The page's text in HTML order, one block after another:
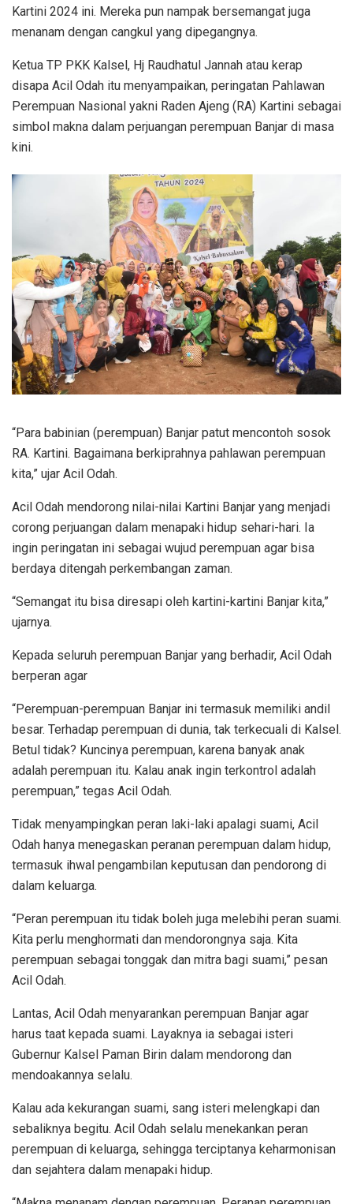
Kartini 2024 ini. Mereka pun nampak bersemangat juga
menanam dengan cangkul yang dipegangnya.
Ketua TP PKK Kalsel, Hj Raudhatul Jannah atau kerap
disapa Acil Odah itu menyampaikan, peringatan Pahlawan
Perempuan Nasional yakni Raden Ajeng (RA) Kartini sebagai
simbol makna dalam perjuangan perempuan Banjar di masa
kini.
“Para babinian (perempuan) Banjar patut mencontoh sosok
RA. Kartini. Bagaimana berkiprahnya pahlawan perempuan
kita,” ujar Acil Odah.
Acil Odah mendorong nilai-nilai Kartini Banjar yang menjadi
corong perjuangan dalam menapaki hidup sehari-hari. Ia
ingin peringatan ini sebagai wujud perempuan agar bisa
berdaya ditengah perkembangan zaman.
“Semangat itu bisa diresapi oleh kartini-kartini Banjar kita,”
ujarnya.
Kepada seluruh perempuan Banjar yang berhadir, Acil Odah
berperan agar
“Perempuan-perempuan Banjar ini termasuk memiliki andil
besar. Terhadap perempuan di dunia, tak terkecuali di Kalsel.
Betul tidak? Kuncinya perempuan, karena banyak anak
adalah perempuan itu. Kalau anak ingin terkontrol adalah
perempuan,” tegas Acil Odah.
Tidak menyampingkan peran laki-laki apalagi suami, Acil
Odah hanya menegaskan peranan perempuan dalam hidup,
termasuk ihwal pengambilan keputusan dan pendorong di
dalam keluarga.
“Peran perempuan itu tidak boleh juga melebihi peran suami.
Kita perlu menghormati dan mendorongnya saja. Kita
perempuan sebagai tonggak dan mitra bagi suami,” pesan
Acil Odah.
Lantas, Acil Odah menyarankan perempuan Banjar agar
harus taat kepada suami. Layaknya ia sebagai isteri
Gubernur Kalsel Paman Birin dalam mendorong dan
mendoakannya selalu.
Kalau ada kekurangan suami, sang isteri melengkapi dan
sebaliknya begitu. Acil Odah selalu menekankan peran
perempuan di keluarga, sehingga terciptanya keharmonisan
dan sejahtera dalam menapaki hidup.